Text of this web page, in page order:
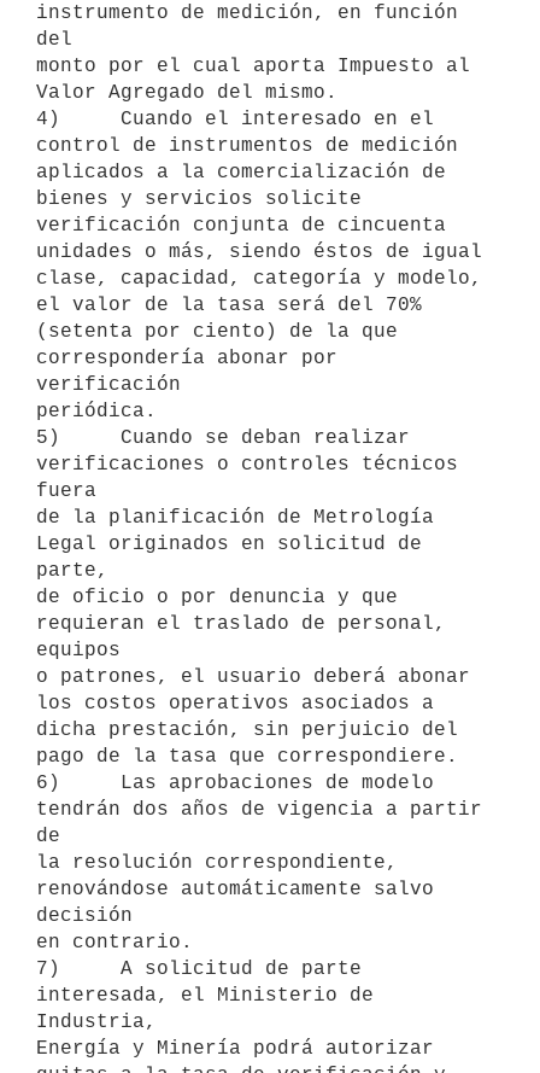
instrumento de medición, en función
del
monto por el cual aporta Impuesto al
Valor Agregado del mismo.
4)     Cuando el interesado en el
control de instrumentos de medición
aplicados a la comercialización de
bienes y servicios solicite
verificación conjunta de cincuenta
unidades o más, siendo éstos de igual
clase, capacidad, categoría y modelo,
el valor de la tasa será del 70%
(setenta por ciento) de la que
correspondería abonar por
verificación
periódica.
5)     Cuando se deban realizar
verificaciones o controles técnicos
fuera
de la planificación de Metrología
Legal originados en solicitud de
parte,
de oficio o por denuncia y que
requieran el traslado de personal,
equipos
o patrones, el usuario deberá abonar
los costos operativos asociados a
dicha prestación, sin perjuicio del
pago de la tasa que correspondiere.
6)     Las aprobaciones de modelo
tendrán dos años de vigencia a partir
de
la resolución correspondiente,
renovándose automáticamente salvo
decisión
en contrario.
7)     A solicitud de parte
interesada, el Ministerio de
Industria,
Energía y Minería podrá autorizar